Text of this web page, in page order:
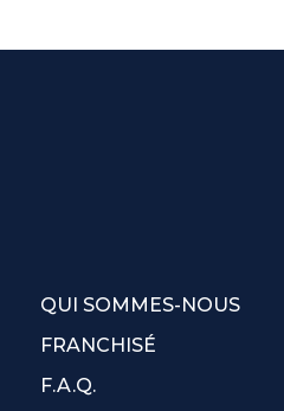
QUI SOMMES-NOUS
FRANCHISÉ
F.A.Q.